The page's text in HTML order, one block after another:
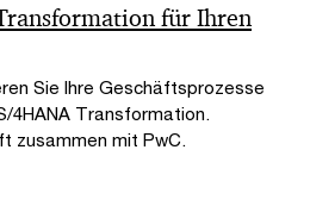
für Ihren
Sie Ihre Geschäftsprozesse
4HANA Transformation.
zusammen mit PwC.